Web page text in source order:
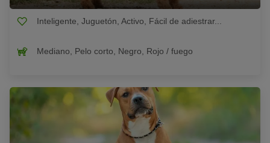
Inteligente, Juguetón, Activo, Fácil de adiestrar...
Mediano, Pelo corto, Negro, Rojo / fuego